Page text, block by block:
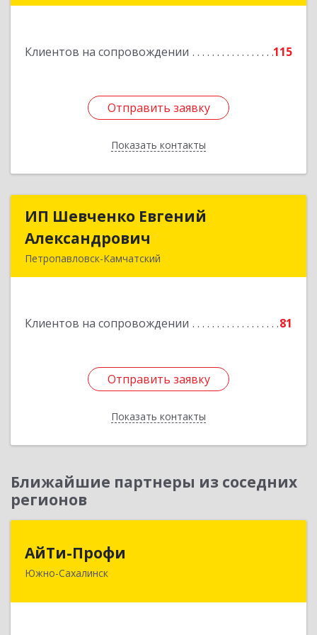
Клиентов на сопровождении 115
Отправить заявку
Показать контакты
Подробнее
Отправить заявку
Назад
ИП Шевченко Евгений
Александрович
Петропавловск-Камчатский
Клиентов на сопровождении 81
Отправить заявку
Показать контакты
ИП Шевченко Евгений
Отправить заявку
Назад
Ближайшие партнеры из соседних
регионов
АйТи-Профи
Южно-Сахалинск693023, Сахалинская обл, город Южно-